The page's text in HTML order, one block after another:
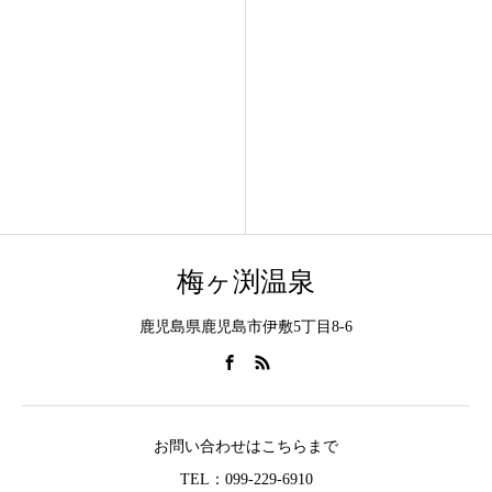
梅ヶ渕温泉
鹿児島県鹿児島市伊敷5丁目8-6
お問い合わせはこちらまで
TEL：099-229-6910